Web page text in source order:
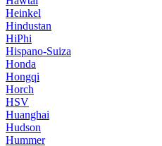
Heinkel
Hindustan
HiPhi
Hispano-Suiza
Honda
Hongqi
Horch
HSV
Huanghai
Hudson
Hummer